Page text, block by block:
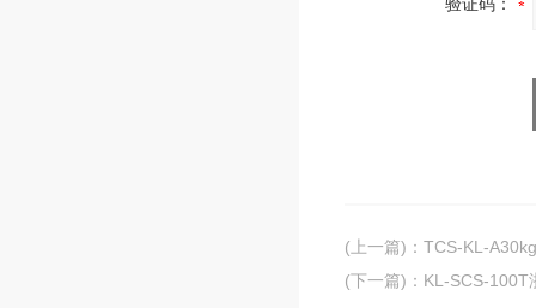
(上一篇) ： TCS-KL-
(下一篇) ： KL-SCS-100T